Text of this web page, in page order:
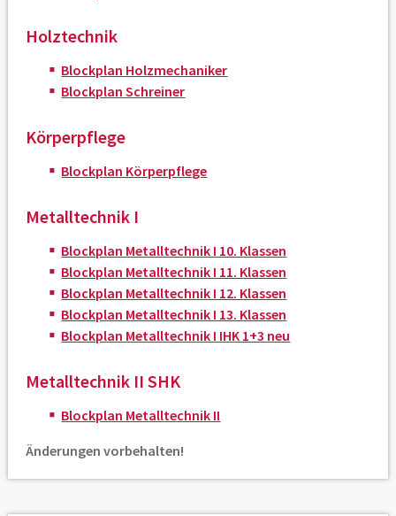
Holztechnik
Blockplan Holzmechaniker
Blockplan Schreiner
Körperpflege
Blockplan Körperpflege
Metalltechnik I
Blockplan Metalltechnik I 10. Klassen
Blockplan Metalltechnik I 11. Klassen
Blockplan Metalltechnik I 12. Klassen
Blockplan Metalltechnik I 13. Klassen
Blockplan Metalltechnik I IHK 1+3 neu
Metalltechnik II SHK
Blockplan Metalltechnik II
Änderungen vorbehalten!